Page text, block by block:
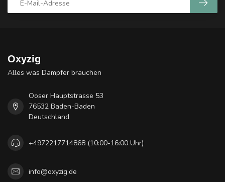
Oxyzig
Alles was Dampfer brauchen
Ooser Hauptstrasse 53
76532 Baden-Baden
Deutschland
+4972217714868 (10:00-16:00 Uhr)
info@oxyzig.de